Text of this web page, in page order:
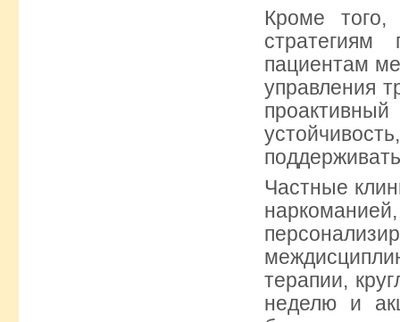
Кроме того,
стратегиям
пациентам
управления
Частные
терапии,
неделю и